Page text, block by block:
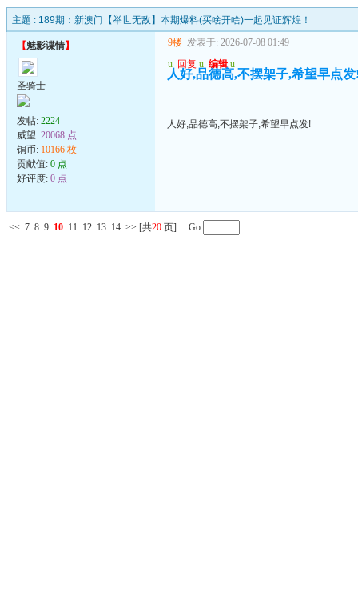
主题 : 189期：新澳门【举世无敌】本期爆料(买啥开啥)一起见证辉煌！
【魅影谍情】
圣骑士
发帖: 2224
威望: 20068 点
铜币: 10166 枚
贡献值: 0 点
好评度: 0 点
9楼 发表于: 2026-07-08 01:49
u 回复 u 编辑 u
人好,品德高,不摆架子,希望早点
人好,品德高,不摆架子,希望早点发!
<< 7 8 9 10 11 12 13 14 >> [共20 页] Go